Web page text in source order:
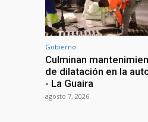
Gobierno
Culminan
de dilatación en la
- La Guaira
agosto 7, 2026